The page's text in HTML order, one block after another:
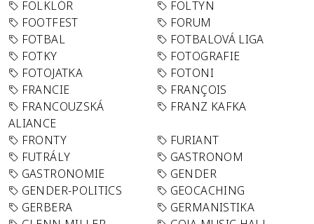
FOLKLÓR
FOLTYN
FOOTFEST
FORUM
FOTBAL
FOTBALOVÁ LIGA
FOTKY
FOTOGRAFIE
FOTOJATKA
FOTONI
FRANCIE
FRANÇOIS
FRANCOUZSKÁ
ALIANCE
FRANZ KAFKA
FRONTY
FURIANT
FUTRÁLY
GASTRONOM
GASTRONOMIE
GENDER
GENDER-POLITICS
GEOCACHING
GERBERA
GERMANISTIKA